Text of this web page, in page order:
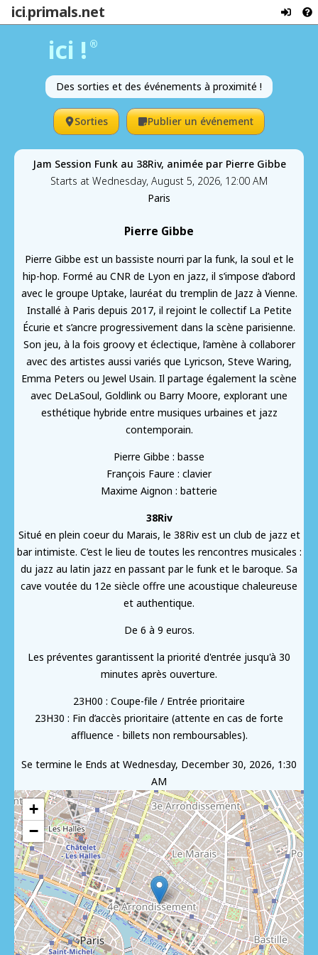
ici.primals.net
ici ! ®
Des sorties et des événements à proximité !
Sorties Publier un événement
Jam Session Funk au 38Riv, animée par Pierre Gibbe
Starts at Wednesday, August 5, 2026, 12:00 AM
Paris
Pierre Gibbe
Pierre Gibbe est un bassiste nourri par la funk, la soul et le
hip-hop. Formé au CNR de Lyon en jazz, il s’impose d’abord
avec le groupe Uptake, lauréat du tremplin de Jazz à Vienne.
Installé à Paris depuis 2017, il rejoint le collectif La Petite
Écurie et s’ancre progressivement dans la scène parisienne.
Son jeu, à la fois groovy et éclectique, l’amène à collaborer
avec des artistes aussi variés que Lyricson, Steve Waring,
Emma Peters ou Jewel Usain. Il partage également la scène
avec DeLaSoul, Goldlink ou Barry Moore, explorant une
esthétique hybride entre musiques urbaines et jazz
contemporain.
Pierre Gibbe : basse
François Faure : clavier
Maxime Aignon : batterie
38Riv
Situé en plein coeur du Marais, le 38Riv est un club de jazz et
bar intimiste. C’est le lieu de toutes les rencontres musicales :
du jazz au latin jazz en passant par le funk et le baroque. Sa
cave voutée du 12e siècle offre une acoustique chaleureuse
et authentique.
De 6 à 9 euros.
Les préventes garantissent la priorité d'entrée jusqu'à 30
minutes après ouverture.
23H00 : Coupe-file / Entrée prioritaire
23H30 : Fin d’accès prioritaire (attente en cas de forte
affluence - billets non remboursables).
Se termine le Ends at Wednesday, December 30, 2026, 1:30
AM
+
−